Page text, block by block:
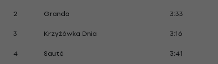
2
Granda
3:33
3
Krzyżówka Dnia
3:16
4
Sauté
3:41